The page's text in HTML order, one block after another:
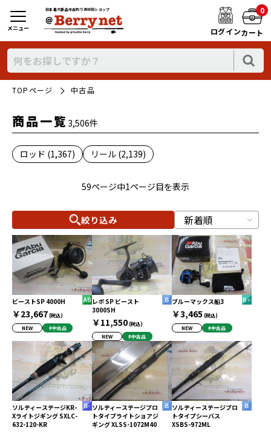
日本最大新品中古釣り具WEBショップ
ログイン
0
カート
メニュー
TOPページ 中古品
商品一覧 3,506件
ロッド (1,367) リール (2,139)
59ページ中1ページ目を表示
絞り込み
ビーストSP 4000H
￥23,667(税込)
NEW
#中古品
レボ SP ビースト
3000SH
￥11,550(税込)
NEW
#中古品
ブルーマックス船3
￥3,465 (税込)
NEW
#中古品
ソルティーステージKR-
Xライトジギング SXLC-
632-120-KR
ソルティーステージプロ
トタイプライトショアジ
ギング XLSS-1072M40
ソルティーステージプロ
トタイプシーバス
XSBS-972ML